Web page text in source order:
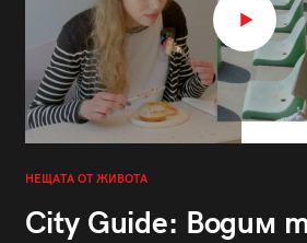
НЕЩАТА ОТ ЖИВОТА
City Guide: Водим